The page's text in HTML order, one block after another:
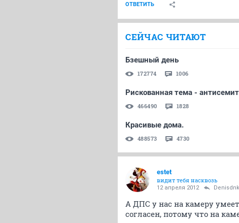
ОТВЕТИТЬ
СЕЙЧАС ЧИТАЮТ
Бзешный день
172774 1006
Рискованная тема -
466490 1828
Красивые дома.
488573 4730
estet
видит тебя насквозь
12 апреля 2012 Denisdnk
А ДПС у нас на камеру
согласен, потому что на